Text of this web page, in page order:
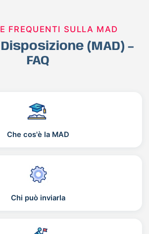
FREQUENTI SULLA MAD
(MAD) –
FAQ
Che cos'è la MAD
Chi può inviarla